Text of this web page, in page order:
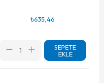
₺635,46
SEPETE
EKLE